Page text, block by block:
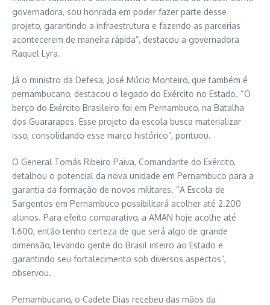
governadora, sou honrada em poder fazer parte desse
projeto, garantindo a infraestrutura e fazendo as parcerias
acontecerem de maneira rápida”, destacou a governadora
Raquel Lyra.
Já o ministro da Defesa, José Múcio Monteiro, que também é
pernambucano, destacou o legado do Exército no Estado. “O
berço do Exército Brasileiro foi em Pernambuco, na Batalha
dos Guararapes. Esse projeto da escola busca materializar
isso, consolidando esse marco histórico”, pontuou.
O General Tomás Ribeiro Paiva, Comandante do Exército,
detalhou o potencial da nova unidade em Pernambuco para a
garantia da formação de novos militares. “A Escola de
Sargentos em Pernambuco possibilitará acolher até 2.200
alunos. Para efeito comparativo, a AMAN hoje acolhe até
1.600, então tenho certeza de que será algo de grande
dimensão, levando gente do Brasil inteiro ao Estado e
garantindo seu fortalecimento sob diversos aspectos”,
observou.
Pernambucano, o Cadete Dias recebeu das mãos da